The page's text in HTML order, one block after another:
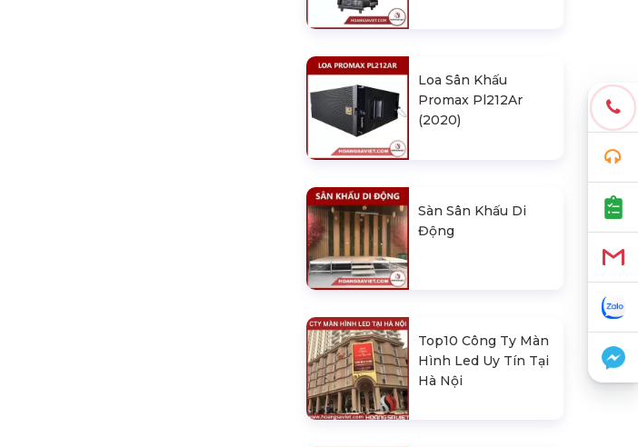
Loa Sân Khấu
Promax Pl212Ar
(2020)
Sàn Sân Khấu Di
Động
Top10 Công Ty Màn
Hình Led Uy Tín Tại
Hà Nội